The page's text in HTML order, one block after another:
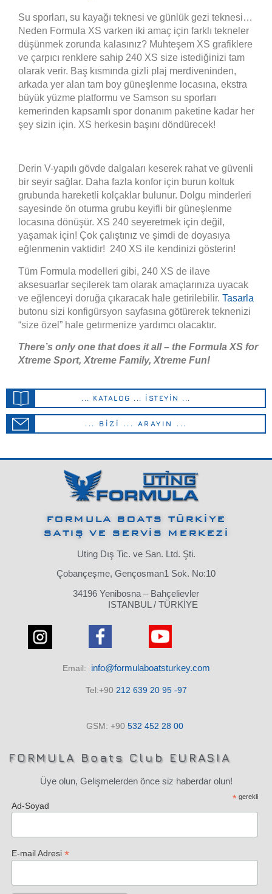
Su sporları, su kayağı teknesi ve günlük gezi teknesi…
Neden Formula XS varken iki amaç için farklı tekneler
düşünmek zorunda kalasınız? Muhteşem XS grafiklere
ve çarpıcı renklere sahip 240 XS size istediğinizi tam
olarak verir. Baş kısmında gizli plaj merdiveninden,
arkada yer alan tam boy güneşlenme locasına, ekstra
büyük yüzme platformu ve Samson su sporları
kemerinden kapsamlı spor donanım paketine kadar her
şey sizin için. XS herkesin başını döndürecek!
Derin V-yapılı gövde dalgaları keserek rahat ve güvenli
bir seyir sağlar. Daha fazla konfor için burun koltuk
grubunda hareketli kolçaklar bulunur. Dolgu minderleri
sayesinde ön oturma grubu keyifli bir güneşlenme
locasına dönüşür. XS 240 seyeretmek için değil,
yaşamak için! Çok çalıştınız ve şimdi de doyasıya
eğlenmenin vaktidir! 240 XS ile kendinizi gösterin!
Tüm Formula modelleri gibi, 240 XS de ilave
aksesuarlar seçilerek tam olarak amaçlarınıza uyacak
ve eğlenceyi doruğa çıkaracak hale getirilebilir. Tasarla
butonu sizi konfigürsyon sayfasına götürerek teknenizi
“size özel” hale getırmenize yardımcı olacaktır.
There’s only one that does it all – the Formula XS for
Xtreme Sport, Xtreme Family, Xtreme Fun!
... KATALOG ... İSTEYİN ...
... BİZİ ... ARAYIN ...
FORMULA BOATS TÜRKİYE
SATIŞ VE SERVİS MERKEZİ
Uting Dış Tic. ve San. Ltd. Şti.
Çobançeşme, Gençosman1 Sok. No:10
34196 Yenibosna – Bahçelievler
ISTANBUL / TÜRKİYE
Email: info@formulaboatsturkey.com
Tel:+90 212 639 20 95 -97
GSM: +90 532 452 28 00
FORMULA Boats Club EURASIA
Üye olun, Gelişmelerden önce siz haberdar olun!
* gerekli
Ad-Soyad
E-mail Adresi*